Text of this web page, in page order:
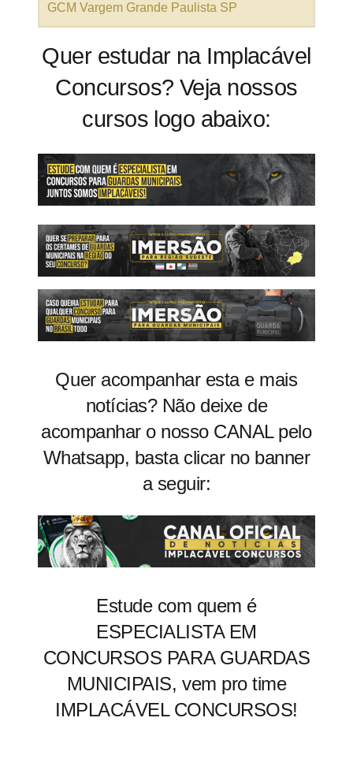
GCM Vargem Grande Paulista SP
Quer estudar na Implacável
Concursos? Veja nossos
cursos logo abaixo:
Quer acompanhar esta e mais
notícias? Não deixe de
acompanhar o nosso CANAL pelo
Whatsapp, basta clicar no banner
a seguir:
Estude com quem é
ESPECIALISTA EM
CONCURSOS PARA GUARDAS
MUNICIPAIS, vem pro time
IMPLACÁVEL CONCURSOS!